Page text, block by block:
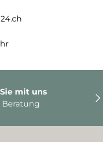
mit uns
Beratung